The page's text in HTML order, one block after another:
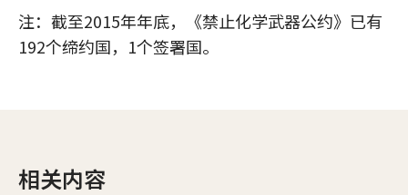
注：截至2015年年底，《禁止化学武器公约》已有
192个缔约国，1个签署国。
相关内容